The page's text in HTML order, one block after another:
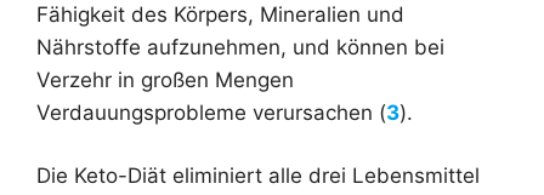
Fähigkeit des Körpers, Mineralien und
Nährstoffe aufzunehmen, und können bei
Verzehr in großen Mengen
Verdauungsprobleme verursachen (3).
Die Keto-Diät eliminiert alle drei Lebensmittel